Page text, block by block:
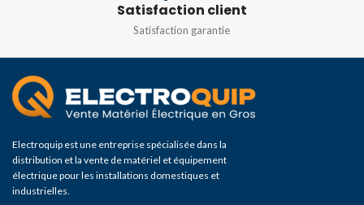
Satisfaction client
Satisfaction garantie
Electroquip est une entreprise spécialisée dans la
distribution et la vente de matériel et équipement
électrique pour les installations domestiques et
industrielles.